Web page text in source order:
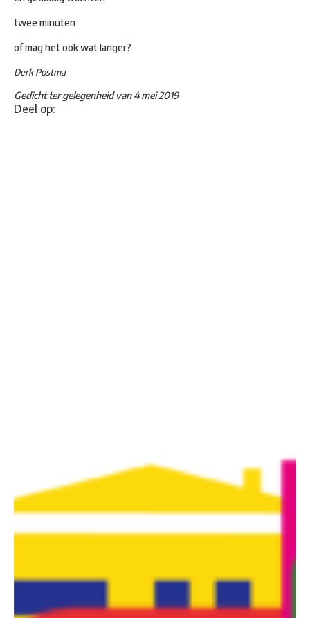
twee minuten
of mag het ook wat langer?
Derk Postma
Gedicht ter gelegenheid van 4 mei 2019
Deel op: